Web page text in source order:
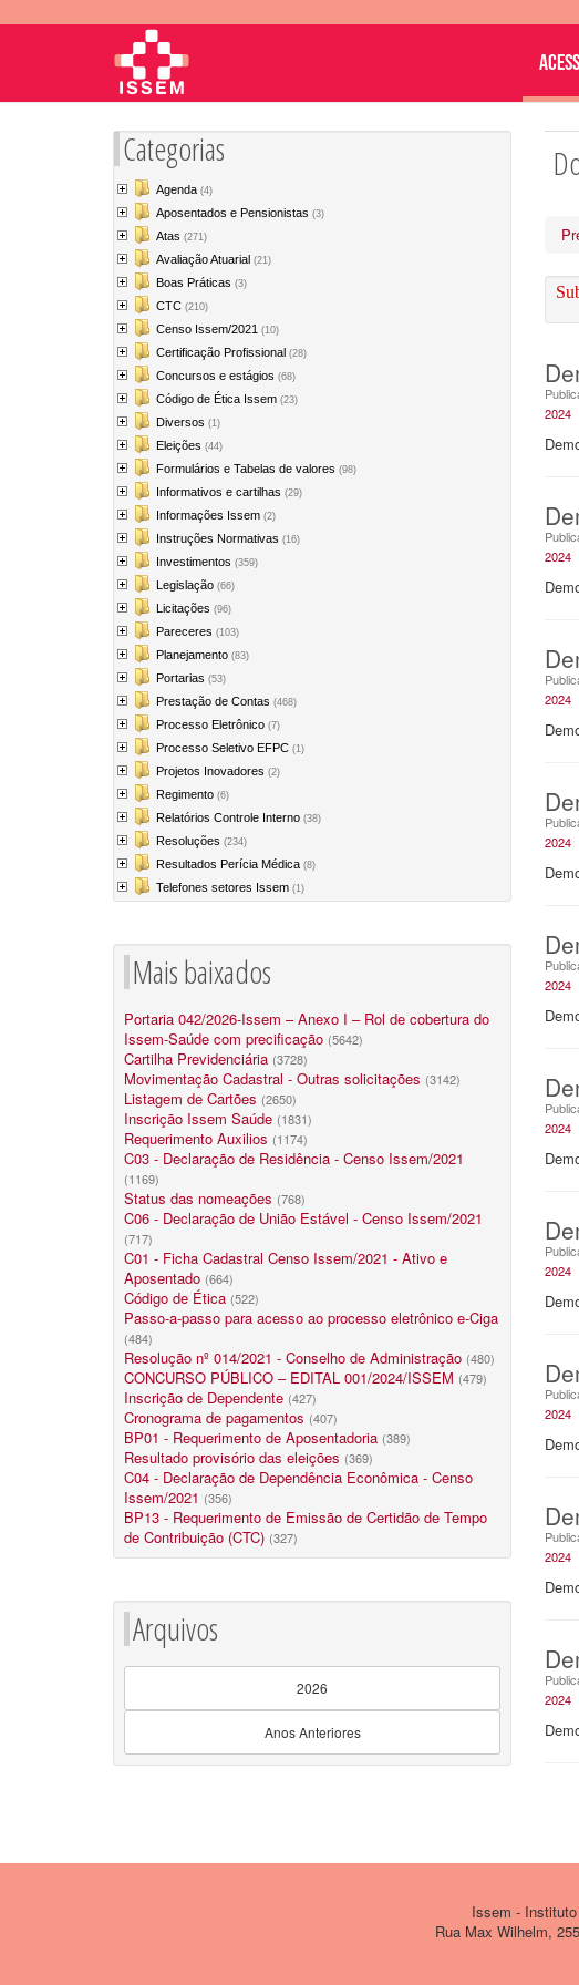
Categorias
Agenda (4)
Aposentados e Pensionistas (3)
Atas (271)
Avaliação Atuarial (21)
Boas Práticas (3)
CTC (210)
Censo Issem/2021 (10)
Certificação Profissional (28)
Concursos e estágios (68)
Código de Ética Issem (23)
Diversos (1)
Eleições (44)
Formulários e Tabelas de valores (98)
Informativos e cartilhas (29)
Informações Issem (2)
Instruções Normativas (16)
Investimentos (359)
Legislação (66)
Licitações (96)
Pareceres (103)
Planejamento (83)
Portarias (53)
Prestação de Contas (468)
Processo Eletrônico (7)
Processo Seletivo EFPC (1)
Projetos Inovadores (2)
Regimento (6)
Relatórios Controle Interno (38)
Resoluções (234)
Resultados Perícia Médica (8)
Telefones setores Issem (1)
Mais baixados
Portaria 042/2026-Issem – Anexo I – Rol de cobertura do
Issem-Saúde com precificação (5642)
Cartilha Previdenciária (3728)
Movimentação Cadastral - Outras solicitações (3142)
Listagem de Cartões (2650)
Inscrição Issem Saúde (1831)
Requerimento Auxilios (1174)
C03 - Declaração de Residência - Censo Issem/2021
(1169)
Status das nomeações (768)
C06 - Declaração de União Estável - Censo Issem/2021
(717)
C01 - Ficha Cadastral Censo Issem/2021 - Ativo e
Aposentado (664)
Código de Ética (522)
Passo-a-passo para acesso ao processo eletrônico e-Ciga
(484)
Resolução nº 014/2021 - Conselho de Administração (480)
CONCURSO PÚBLICO – EDITAL 001/2024/ISSEM (479)
Inscrição de Dependente (427)
Cronograma de pagamentos (407)
BP01 - Requerimento de Aposentadoria (389)
Resultado provisório das eleições (369)
C04 - Declaração de Dependência Econômica - Censo
Issem/2021 (356)
BP13 - Requerimento de Emissão de Certidão de Tempo
de Contribuição (CTC) (327)
Arquivos
2026
Anos Anteriores
2024
2024
2024
2024
2024
2024
2024
2024
2024
2024
Issem - Instituto
Rua Max Wilhelm,